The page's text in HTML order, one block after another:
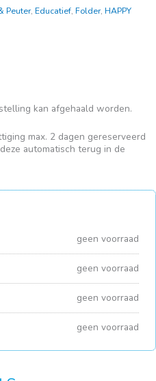
Peuter, Educatief, Folder, HAPPY
kan afgehaald worden.
max. 2 dagen gereserveerd
automatisch terug in de
geen voorraad
geen voorraad
geen voorraad
geen voorraad